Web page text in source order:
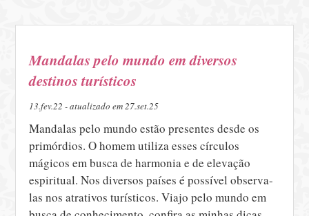
Mandalas pelo mundo em diversos
destinos turísticos
13.fev.22 - atualizado em 27.set.25
Mandalas pelo mundo estão presentes desde os
primórdios. O homem utiliza esses círculos
mágicos em busca de harmonia e de elevação
espiritual. Nos diversos países é possível observa-
las nos atrativos turísticos. Viajo pelo mundo em